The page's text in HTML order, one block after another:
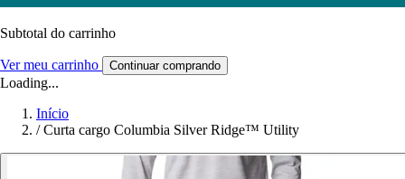
Subtotal do carrinho
Ver meu carrinho Continuar comprando
Loading...
Início
/ Curta cargo Columbia Silver Ridge™ Utility